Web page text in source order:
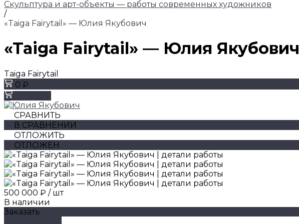
Скульптура и арт-объекты — работы современных художников
/
«Taiga Fairytail» — Юлия Якубович
«Taiga Fairytail» — Юлия Якубович
Taiga Fairytail
0 ₽
СРАВНИТЬ
В СРАВНЕНИИ
ОТЛОЖИТЬ
ОТЛОЖЕН
500 000 ₽ / шт
В наличии
Заказать